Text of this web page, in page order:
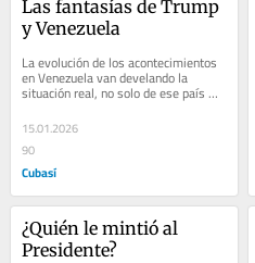
Las fantasías de Trump
y Venezuela
La evolución de los acontecimientos
en Venezuela van develando la
situación real, no solo de ese país
sino en particular la del imperio. El
jefe...
15.01.2026
90
Cubasí
¿Quién le mintió al
Presidente?